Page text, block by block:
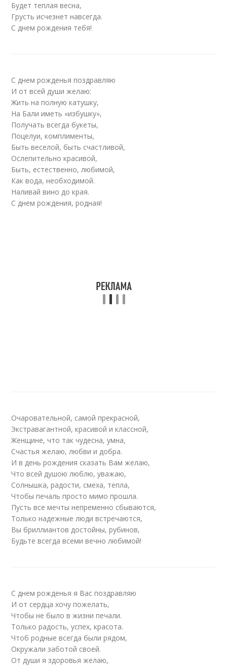
Будет теплая весна,
Грусть исчезнет навсегда.
С днем рождения тебя!
С днем рожденья поздравляю
И от всей души желаю:
Жить на полную катушку,
На Бали иметь «избушку»,
Получать всегда букеты,
Поцелуи, комплименты,
Быть веселой, быть счастливой,
Ослепительно красивой,
Быть, естественно, любимой,
Как вода, необходимой.
Наливай вино до края.
С днем рождения, родная!
Очаровательной, самой прекрасной,
Экстравагантной, красивой и классной,
Женщине, что так чудесна, умна,
Счастья желаю, любви и добра.
И в день рождения сказать Вам желаю,
Что всей душою люблю, уважаю,
Солнышка, радости, смеха, тепла,
Чтобы печаль просто мимо прошла.
Пусть все мечты непременно сбываются,
Только надежные люди встречаются,
Вы бриллиантов достойны, рубинов,
Будьте всегда всеми вечно любимой!
С днем рожденья я Вас поздравляю
И от сердца хочу пожелать,
Чтобы не было в жизни печали.
Только радость, успех, красота.
Чтоб родные всегда были рядом,
Окружали заботой своей.
От души я здоровья желаю,